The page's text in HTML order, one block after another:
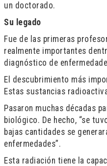
un doctorado.
Su legado
Fue de las primeras
realmente importantes
diagnóstico de
El descubrimiento más
Estas sustancias
Pasaron muchas décadas
biológico. De hecho, “se
bajas cantidades se
enfermedades”.
Esta radiación tiene la